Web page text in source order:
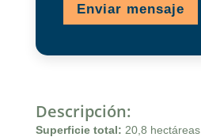
Enviar mensaje
Descripción:
Superficie total: 20,8 hectáreas